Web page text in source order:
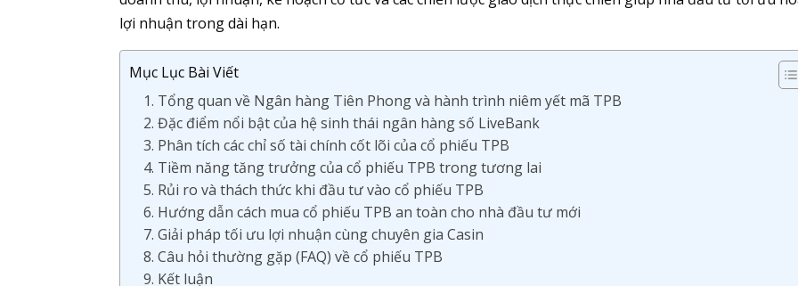
lợi nhuận trong dài hạn.
Mục Lục Bài Viết
1. Tổng quan về Ngân hàng Tiên Phong và hành trình niêm yết mã TPB
2. Đặc điểm nổi bật của hệ sinh thái ngân hàng số LiveBank
3. Phân tích các chỉ số tài chính cốt lõi của cổ phiếu TPB
4. Tiềm năng tăng trưởng của cổ phiếu TPB trong tương lai
5. Rủi ro và thách thức khi đầu tư vào cổ phiếu TPB
6. Hướng dẫn cách mua cổ phiếu TPB an toàn cho nhà đầu tư mới
7. Giải pháp tối ưu lợi nhuận cùng chuyên gia Casin
8. Câu hỏi thường gặp (FAQ) về cổ phiếu TPB
9. Kết luận